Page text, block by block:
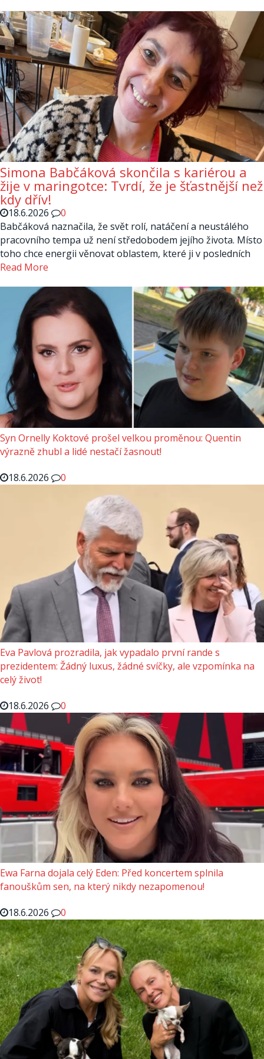
Simona Babčáková skončila s kariérou a
žije v maringotce: Tvrdí, že je šťastnější než
kdy dřív!
18.6.2026
0
Babčáková naznačila, že svět rolí, natáčení a neustálého
pracovního tempa už není středobodem jejího života. Místo
toho chce energii věnovat oblastem, které ji v posledních
Read More
Syn Ornelly Koktové prošel velkou proměnou: Quentin
výrazně zhubl a lidé nestačí žasnout!
18.6.2026
0
Eva Pavlová prozradila, jak vypadalo první rande s
prezidentem: Žádný luxus, žádné svíčky, ale vzpomínka na
celý život!
18.6.2026
0
Ewa Farna dojala celý Eden: Před koncertem splnila
fanouškům sen, na který nikdy nezapomenou!
18.6.2026
0